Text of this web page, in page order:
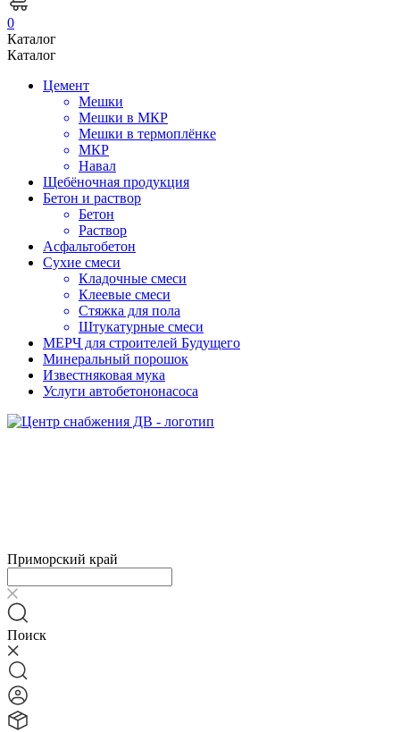
0
Каталог
Каталог
Цемент
Мешки
Мешки в МКР
Мешки в термоплёнке
МКР
Навал
Щебёночная продукция
Бетон и раствор
Бетон
Раствор
Асфальтобетон
Сухие смеси
Кладочные смеси
Клеевые смеси
Стяжка для пола
Штукатурные смеси
МЕРЧ для строителей Будущего
Минеральный порошок
Известняковая мука
Услуги автобетононасоса
Приморский край
Поиск